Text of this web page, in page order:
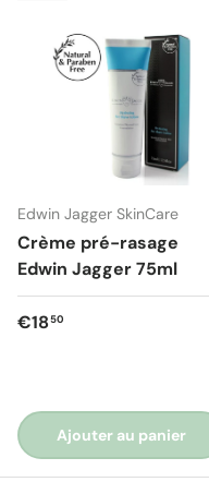
Edwin Jagger SkinCare
Crème pré-rasage
Edwin Jagger 75ml
Prix régulier
€1850
Ajouter au panier